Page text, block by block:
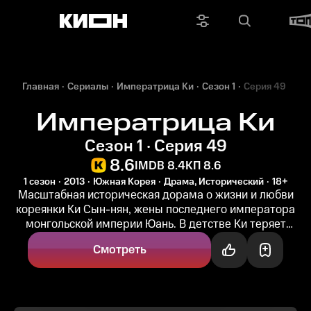
Главная Сериалы Императрица Ки Сезон 1 Серия 49
Императрица Ки
Сезон 1 · Серия 49
8.6IMDB 8.4КП 8.6
1 сезон 2013 Южная Корея Драма, Исторический 18+
Масштабная историческая дорама о жизни и любви
кореянки Ки Сын-нян, жены последнего императора
монгольской империи Юань. В детстве Ки теряет
родителей и, чтобы выжить, учится...
Смотреть